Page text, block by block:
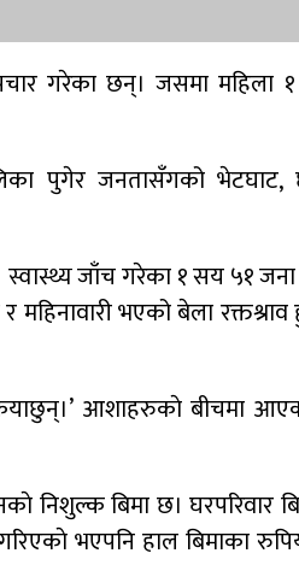
गरेका छन्। जसमा
पुगेर जनतासँगको
जाँच गरेका १ सय ५१
महिनावारी भएको बेला
आशाहरुकाे बीचमा
निशुल्क बिमा छ। घरपरिवार
भएपनि हाल बिमाका